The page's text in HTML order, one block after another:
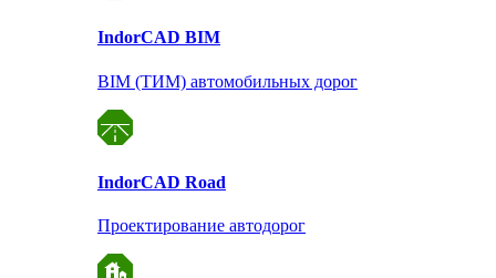
IndorCAD BIM
BIM (ТИМ) автомобильных дорог
IndorCAD Road
Проектирование автодорог